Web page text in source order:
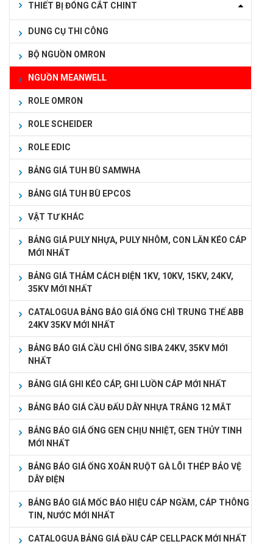
THIẾT BỊ ĐÓNG CẮT CHINT
DUNG CỤ THI CÔNG
BỘ NGUỒN OMRON
NGUỒN MEANWELL
ROLE OMRON
ROLE SCHEIDER
ROLE EDIC
BẢNG GIÁ TUH BÙ SAMWHA
BẢNG GIÁ TUH BÙ EPCOS
VẬT TƯ KHÁC
BẢNG GIÁ PULY NHỰA, PULY NHÔM, CON LĂN KÉO CÁP
MỚI NHẤT
BẢNG GIÁ THẢM CÁCH ĐIỆN 1KV, 10KV, 15KV, 24KV,
35KV MỚI NHẤT
CATALOGUA BẢNG BÁO GIÁ ỐNG CHÌ TRUNG THẾ ABB
24KV 35KV MỚI NHẤT
BẢNG BÁO GIÁ CẦU CHÌ ỐNG SIBA 24KV, 35KV MỚI
NHẤT
BẢNG GIÁ GHI KÉO CÁP, GHI LUỒN CÁP MỚI NHẤT
BẢNG BÁO GIÁ CẦU ĐẤU DÂY NHỰA TRẮNG 12 MẮT
BẢNG BÁO GIÁ ỐNG GEN CHỊU NHIỆT, GEN THỦY TINH
MỚI NHẤT
BẢNG BÁO GIÁ ỐNG XOẮN RUỘT GÀ LÕI THÉP BẢO VỆ
DÂY ĐIỆN
BẢNG BÁO GIÁ MỐC BÁO HIỆU CÁP NGẦM, CÁP THÔNG
TIN, NƯỚC MỚI NHẤT
CATALOGUA BẢNG GIÁ ĐẦU CÁP CELLPACK MỚI NHẤT